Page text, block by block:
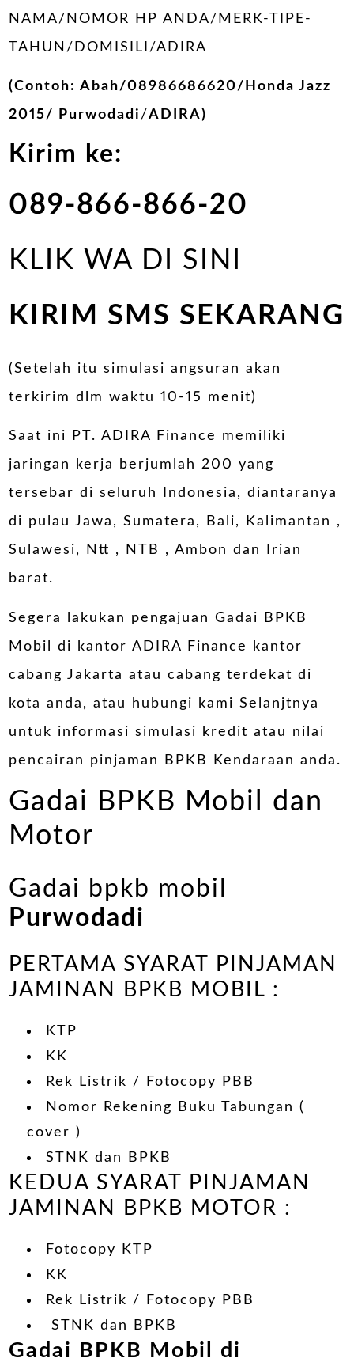
NAMA/NOMOR HP ANDA/MERK-TIPE-
TAHUN/DOMISILI/ADIRA
(Contoh: Abah/08986686620/Honda Jazz
2015/ Purwodadi /ADIRA)
Kirim ke:
089-866-866-20
KLIK WA DI SINI
KIRIM SMS SEKARANG
(Setelah itu simulasi angsuran akan
terkirim dlm waktu 10-15 menit)
Saat ini PT. ADIRA Finance memiliki
jaringan kerja berjumlah 200 yang
tersebar di seluruh Indonesia, diantaranya
di pulau Jawa, Sumatera, Bali, Kalimantan ,
Sulawesi, Ntt , NTB , Ambon dan Irian
barat.
Segera lakukan pengajuan Gadai BPKB
Mobil di kantor ADIRA Finance kantor
cabang Jakarta atau cabang terdekat di
kota anda, atau hubungi kami Selanjtnya
untuk informasi simulasi kredit atau nilai
pencairan pinjaman BPKB Kendaraan anda.
Gadai BPKB Mobil dan
Motor
Gadai bpkb mobil
Purwodadi
PERTAMA SYARAT PINJAMAN
JAMINAN BPKB MOBIL :
KTP
KK
Rek Listrik / Fotocopy PBB
Nomor Rekening Buku Tabungan (
cover )
STNK dan BPKB
KEDUA SYARAT PINJAMAN
JAMINAN BPKB MOTOR :
Fotocopy KTP
KK
Rek Listrik / Fotocopy PBB
STNK dan BPKB
Gadai BPKB Mobil di